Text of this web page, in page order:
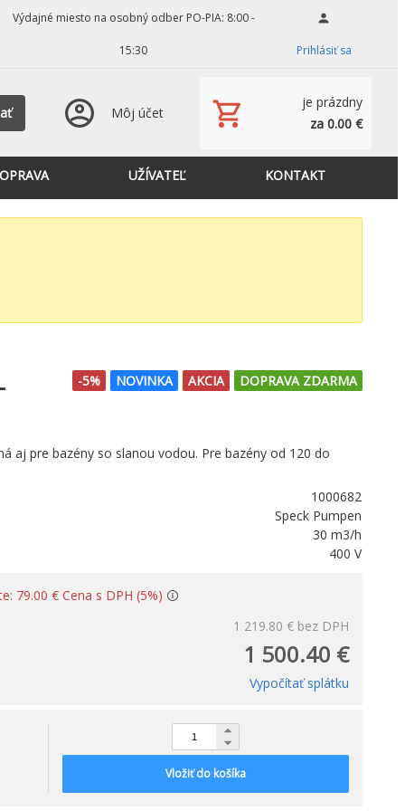
Výdajné miesto na osobný odber PO-PIA: 8:00 -
15:30 Prihlásiť sa
Môj účet
je prázdny
za 0.00 €
UŽÍVATEĽ KONTAKT
DOPRAVA ZDARMA
AKCIA
NOVINKA
-5%
aj pre bazény so slanou vodou. Pre bazény od 120 do
1000682
Speck Pumpen
30 m3/h
400 V
79.00 € Cena s DPH (5%)
1 219.80 € bez DPH
1 500.40 €
Vypočítať splátku
Vložiť do košíka